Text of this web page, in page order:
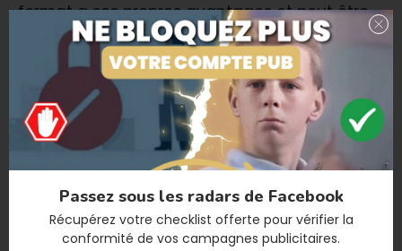
format a ses propres avantages et peut être
plus adapté à des objectifs spécifiques,
comme la notoriété de la marque ou
l’engagement.
Définir votre cible
Sélectionnez les
options de ciblage de
YouTube dont vous avez besoinpour
atteindre précisément votre public.
Vous pouvez cibler en fonction de :
Passez sous les radars de Facebook
Récupérez votre checklist offerte pour vérifier la
conformité de vos campagnes publicitaires.